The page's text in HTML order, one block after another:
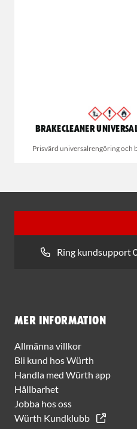
Brakecleaner
Prisvärd universalrengöring och
Ring kundsupport
Mer information
Allmänna villkor
Bli kund hos Würth
Handla med Würth app
Hållbarhet
Jobba hos oss
Würth Kundklubb